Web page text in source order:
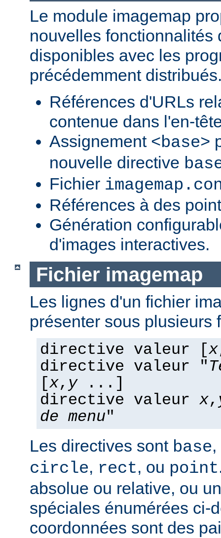
Le module imagemap
nouvelles fonctionnalités
disponibles avec les
précédemment
Références d'URLs
contenue dans l'en-
Assignement <base>
nouvelle directive
Fichier
Références à des
Génération
d'images interactives.
Fichier imagemap
Les lignes d'un fichier
présenter sous plusieurs
directive valeur [x
directive valeur "
[x, y...]
directive valeur x,
de menu"
Les directives sont base,
circle, rect, ou point
absolue ou relative, ou
spéciales énumérées ci-
coordonnées sont des